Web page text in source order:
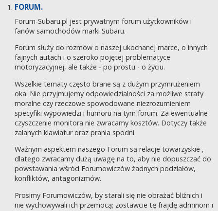
FORUM.
Forum-Subaru.pl jest prywatnym forum użytkowników i
fanów samochodów marki Subaru.
Forum służy do rozmów o naszej ukochanej marce, o innych
fajnych autach i o szeroko pojętej problematyce
motoryzacyjnej, ale także - po prostu - o życiu.
Wszelkie tematy często brane są z dużym przymrużeniem
oka. Nie przyjmujemy odpowiedzialności za możliwe straty
moralne czy rzeczowe spowodowane niezrozumieniem
specyfiki wypowiedzi i humoru na tym forum. Za ewentualne
czyszczenie monitora nie zwracamy kosztów. Dotyczy także
zalanych klawiatur oraz prania spodni.
Ważnym aspektem naszego Forum są relacje towarzyskie ,
dlatego zwracamy dużą uwagę na to, aby nie dopuszczać do
powstawania wśród Forumowiczów żadnych podziałów,
konfliktów, antagonizmów.
Prosimy Forumowiczów, by starali się nie obrażać bliźnich i
nie wychowywali ich przemocą; zostawcie tę frajdę adminom i